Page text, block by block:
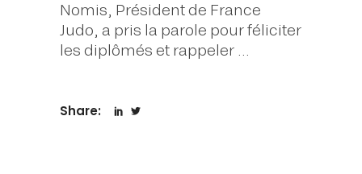
Nomis, Président de France
Judo, a pris la parole pour féliciter
les diplômés et rappeler
Share: